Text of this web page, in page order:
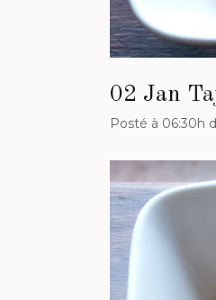
02 Jan
Posté à 06:30h